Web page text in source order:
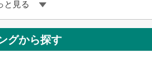
と見る
グから探す